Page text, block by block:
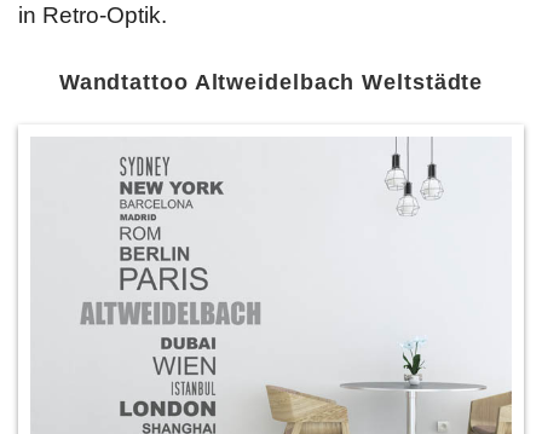
in Retro-Optik.
Wandtattoo Altweidelbach Weltstädte